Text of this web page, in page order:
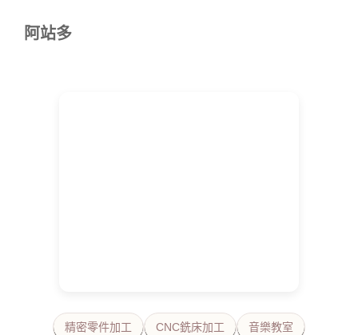
阿站多
精密零件加工 CNC銑床加工 音樂教室